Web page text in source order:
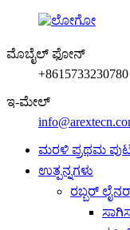
ಮೊಬೈಲ್ ಫೋನ್
+8615733230780
ಇ-ಮೇಲ್
ಮರಳಿ ಪ್ರಥಮ
ಉತ್ಪನ್ನಗಳು
ರಬ್ಬರ್